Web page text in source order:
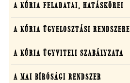
A KÚRIA FELADATAI, HATÁSKÖREI
A KÚRIA ÜGYELOSZTÁSI RENDSZERE
A KÚRIA ÜGYVITELI SZABÁLYZATA
(ÚJ ABLAKBAN NYÍLIK MEG)
A MAI BÍRÓSÁGI RENDSZER